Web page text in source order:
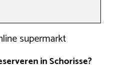
supermarkt
in Schorisse?